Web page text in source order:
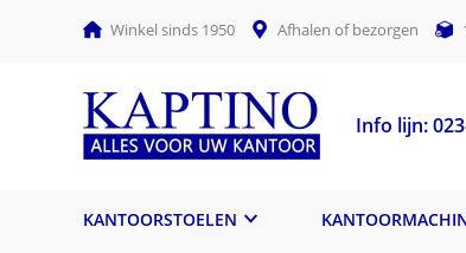
Winkel sinds 1950 Afhalen of bezorgen
Info lijn:
KANTOORSTOELEN